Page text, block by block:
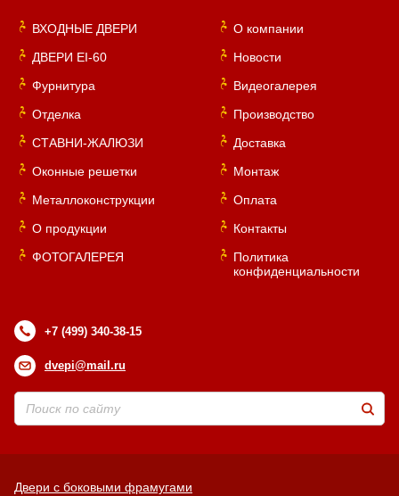
ВХОДНЫЕ ДВЕРИ
ДВЕРИ EI-60
Фурнитура
Отделка
СТАВНИ-ЖАЛЮЗИ
Оконные решетки
Металлоконструкции
О продукции
ФОТОГАЛЕРЕЯ
О компании
Новости
Видеогалерея
Производство
Доставка
Монтаж
Оплата
Контакты
Политика
конфиденциальности
+7 (499) 340-38-15
dvepi@mail.ru
Двери с боковыми фрамугами